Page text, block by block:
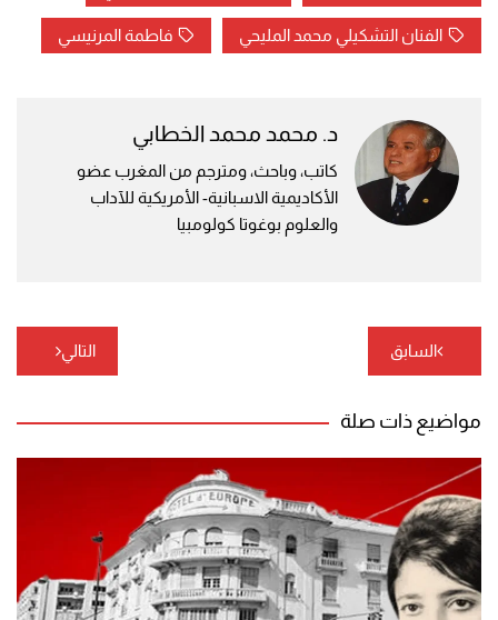
الفنان التشكيلي محمد المليحي فاطمة المرنيسي
د. محمد محمد الخطابي
كاتب، وباحث، ومترجم من المغرب عضو
الأكاديمية الاسبانية- الأمريكية للآداب
والعلوم بوغوتا كولومبيا
تصفّح
المقالات
السابق التالي
مواضيع ذات صلة